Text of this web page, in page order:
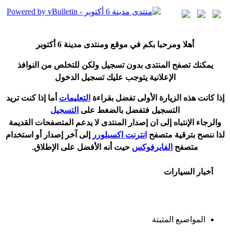
هلا ومرحبا بكم في موقع ومنتدى مدينة 6 أكتوبر
يمكنك تصفح المنتدى بدون تسجيل ولكن للتخلص من النوافذ
الإعلانية يتوجب عليك تسجيل الدخول
إذا كانت هذه الزيارة الأولى تفضل بقراءة التعليمات ما إذا كنت تريد
التسجيل فتفضل بالضغط على التسجيل
والرجاء الإنتباه إلى ان إصدار المنتدى لا يدعم المتصفحات القديمة
لذا ننصح بترقية متصفح انترنت اكسبلورر إلى آخر إصدار أو استخدام
متصفح الفايرفوكس حيت نه الأفضل على الإطلاق.
أخبار السيارات
المواضيع المثبتة